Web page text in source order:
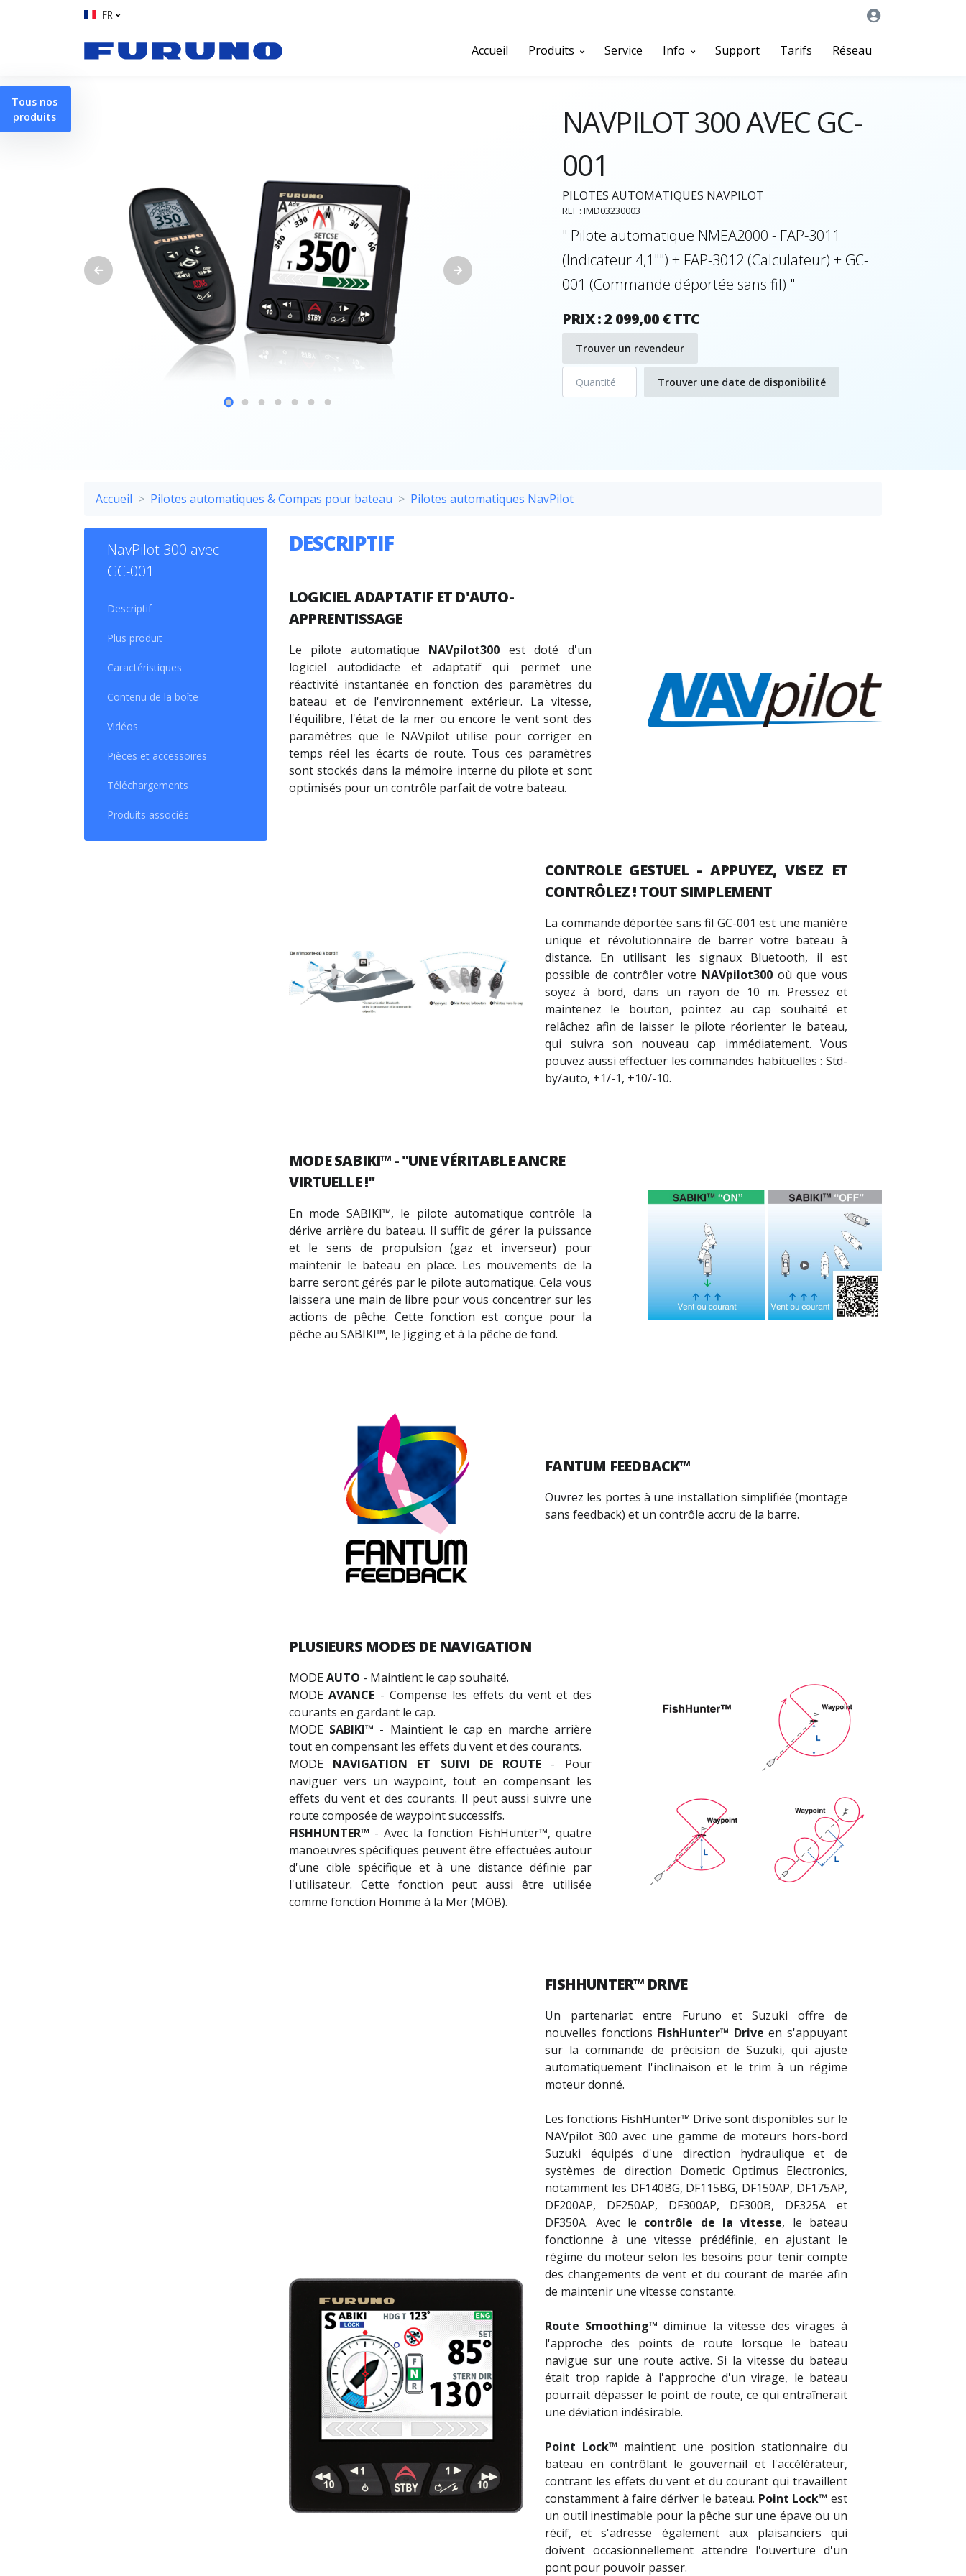
FR
Accueil Produits Service Info Support Tarifs Réseau
NAVPILOT 300 AVEC GC-
001
PILOTES AUTOMATIQUES NAVPILOT
REF : IMD03230003
" Pilote automatique NMEA2000 - FAP-3011
(Indicateur 4,1"") + FAP-3012 (Calculateur) + GC-
001 (Commande déportée sans fil) "
PRIX : 2 099,00 € TTC
Trouver un revendeur
Trouver une date de disponibilité
Accueil Pilotes automatiques & Compas pour bateau Pilotes automatiques NavPilot
NavPilot 300 avec
GC-001
Descriptif
Plus produit
Caractéristiques
Contenu de la boîte
Vidéos
Pièces et accessoires
Téléchargements
Produits associés
DESCRIPTIF
LOGICIELADAPTATIFET D'AUTO-
APPRENTISSAGE
Le pilote automatique NAVpilot300 est doté d'un
logiciel autodidacte et adaptatif qui permet une
réactivité instantanée en fonction des paramètres du
bateau et de l'environnement extérieur. La vitesse,
l'équilibre, l'état de la mer ou encore le vent sont des
paramètres que le NAVpilot utilise pour corriger en
temps réel les écarts de route. Tous ces paramètres
sont stockés dans la mémoire interne du pilote et sont
optimisés pour un contrôle parfait de votre bateau.
CONTROLE GESTUEL- APPUYEZ, VISEZ ET
CONTRÔLEZ ! TOUT SIMPLEMENT
La commande déportée sans fil GC-001 est une manière
unique et révolutionnaire de barrer votre bateau à
distance. En utilisant les signaux Bluetooth, il est
possible de contrôler votre NAVpilot300où que vous
soyez à bord, dans un rayon de 10 m. Pressez et
maintenez le bouton, pointez au cap souhaité et
relâchez afin de laisser le pilote réorienter le bateau,
qui suivra son nouveau cap immédiatement. Vous
pouvez aussi effectuer les commandes habituelles : Std-
by/auto, +1/-1, +10/-10.
MODE SABIKI™- "UNE VÉRITABLE ANCRE
VIRTUELLE !"
En mode SABIKI™, le pilote automatique contrôle la
dérive arrière du bateau. Il suffit de gérer la puissance
et le sens de propulsion (gaz et inverseur) pour
maintenir le bateau en place. Les mouvements de la
barre seront gérés par le pilote automatique. Cela vous
laissera une main de libre pour vous concentrer sur les
actions de pêche. Cette fonction est conçue pour la
pêche au SABIKI™, le Jigging et à la pêche de fond.
FANTUM FEEDBACK™
Ouvrez les portes à une installation simplifiée (montage
sans feedback) et un contrôle accru de la barre.
PLUSIEURS MODES DE NAVIGATION
MODEAUTO - Maintient le cap souhaité.
MODEAVANCE - Compense les effets du vent et des
courants en gardant le cap.
MODE SABIKI™ - Maintient le cap en marche arrière
tout en compensant les effets du vent et des courants.
MODE NAVIGATION ET SUIVI DE ROUTE - Pour
naviguer vers un waypoint, tout en compensant les
effets du vent et des courants. Il peut aussi suivre une
route composée de waypoint successifs.
FISHHUNTER™ - Avec la fonction FishHunter™, quatre
manoeuvres spécifiques peuvent être effectuées autour
d'une cible spécifique et à une distance définie par
l'utilisateur. Cette fonction peut aussi être utilisée
comme fonction Homme à la Mer (MOB).
FISHHUNTER™ DRIVE
Un partenariat entre Furuno et Suzuki offre de
nouvelles fonctions FishHunter™ Driveen s'appuyant
sur la commande de précision de Suzuki, qui ajuste
automatiquement l'inclinaison et le trim à un régime
moteur donné.
Les fonctions FishHunter™ Drive sont disponibles sur le
NAVpilot 300 avec une gamme de moteurs hors-bord
Suzuki équipés d'une direction hydraulique et de
systèmes de direction Dometic Optimus Electronics,
notamment les DF140BG, DF115BG, DF150AP, DF175AP,
DF200AP, DF250AP, DF300AP, DF300B, DF325A et
DF350A. Avec le contrôle de la vitesse, le bateau
fonctionne à une vitesse prédéfinie, en ajustant le
régime du moteur selon les besoins pour tenir compte
des changements de vent et du courant de marée afin
de maintenir une vitesse constante.
Route Smoothing™ diminue la vitesse des virages à
l'approche des points de route lorsque le bateau
navigue sur une route active. Si la vitesse du bateau
était trop rapide à l'approche d'un virage, le bateau
pourrait dépasser le point de route, ce qui entraînerait
une déviation indésirable.
Point Lock™ maintient une position stationnaire du
bateau en contrôlant le gouvernail et l'accélérateur,
contrant les effets du vent et du courant qui travaillent
constamment à faire dériver le bateau. Point Lock™ est
un outil inestimable pour la pêche sur une épave ou un
récif, et s'adresse également aux plaisanciers qui
doivent occasionnellement attendre l'ouverture d'un
pont pour pouvoir passer.
Tous nos
produits